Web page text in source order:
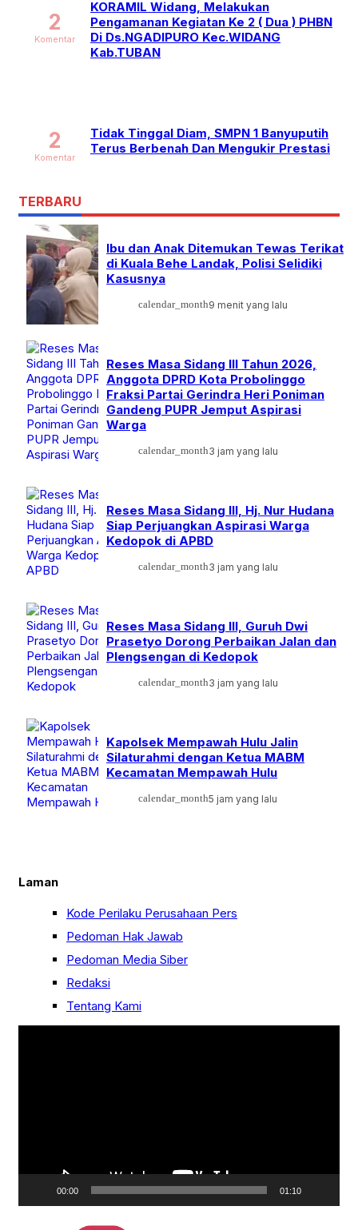
KORAMIL Widang, Melakukan
Pengamanan Kegiatan Ke 2 ( Dua ) PHBN
Di Ds.NGADIPURO Kec.WIDANG
Kab.TUBAN
2
Komentar
Tidak Tinggal Diam, SMPN 1 Banyuputih
Terus Berbenah Dan Mengukir Prestasi
2
Komentar
TERBARU
Ibu dan Anak Ditemukan Tewas Terikat
di Kuala Behe Landak, Polisi Selidiki
Kasusnya
calendar_month9 menit yang lalu
Reses Masa Sidang III Tahun 2026,
Anggota DPRD Kota Probolinggo
Fraksi Partai Gerindra Heri Poniman
Gandeng PUPR Jemput Aspirasi
Warga
calendar_month3 jam yang lalu
Reses Masa Sidang III, Hj. Nur Hudana
Siap Perjuangkan Aspirasi Warga
Kedopok di APBD
calendar_month3 jam yang lalu
Reses Masa Sidang III, Guruh Dwi
Prasetyo Dorong Perbaikan Jalan dan
Plengsengan di Kedopok
calendar_month3 jam yang lalu
Kapolsek Mempawah Hulu Jalin
Silaturahmi dengan Ketua MABM
Kecamatan Mempawah Hulu
calendar_month5 jam yang lalu
Laman
Kode Perilaku Perusahaan Pers
Pedoman Hak Jawab
Pedoman Media Siber
Redaksi
Tentang Kami
00:00 01:10